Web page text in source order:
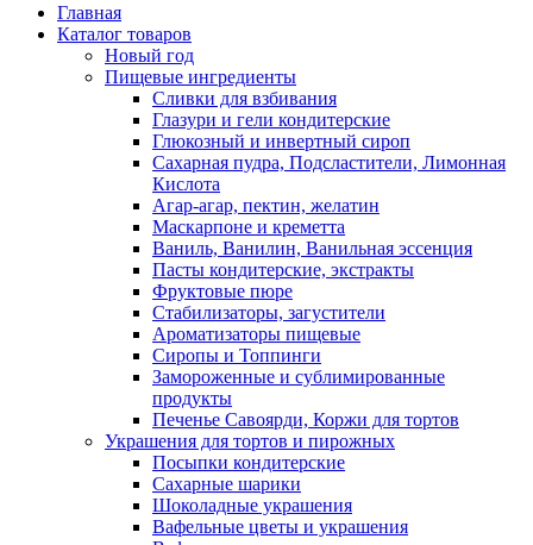
Главная
Каталог товаров
Новый год
Пищевые ингредиенты
Сливки для взбивания
Глазури и гели кондитерские
Глюкозный и инвертный сироп
Сахарная пудра, Подсластители, Лимонная
Кислота
Агар-агар, пектин, желатин
Маскарпоне и креметта
Ваниль, Ванилин, Ванильная эссенция
Пасты кондитерские, экстракты
Фруктовые пюре
Стабилизаторы, загустители
Ароматизаторы пищевые
Сиропы и Топпинги
Замороженные и сублимированные
продукты
Печенье Савоярди, Коржи для тортов
Украшения для тортов и пирожных
Посыпки кондитерские
Сахарные шарики
Шоколадные украшения
Вафельные цветы и украшения